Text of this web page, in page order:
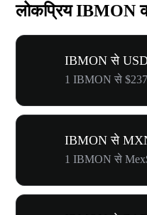
लोकप्रिय IBMON
IBMON से
1 IBMON से
IBMON से
1 IBMON से